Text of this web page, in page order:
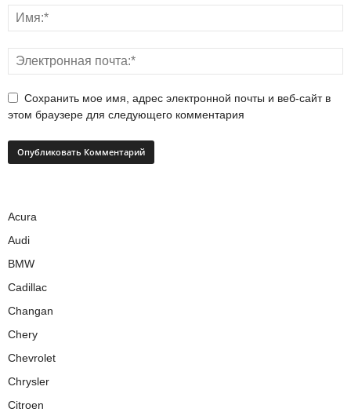
Сохранить мое имя, адрес электронной почты и веб-сайт в
этом браузере для следующего комментария
Acura
Audi
BMW
Cadillac
Changan
Chery
Chevrolet
Chrysler
Citroen